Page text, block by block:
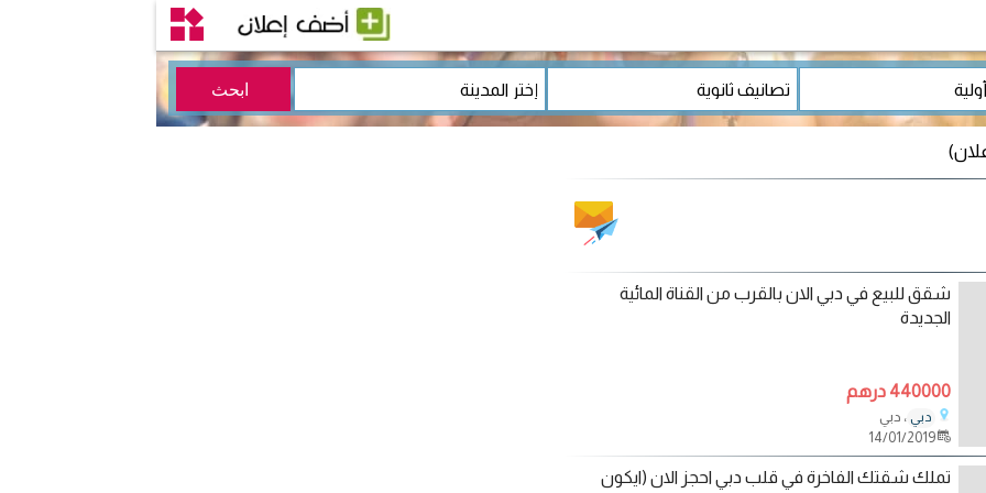
شقق للبيع في دبي الان بالقرب من القناة المائية
الجديدة
440000 درهم
دبي ، دبي
14/01/2019
تملك شقتك الفاخرة في قلب دبي احجز الان (ايكون